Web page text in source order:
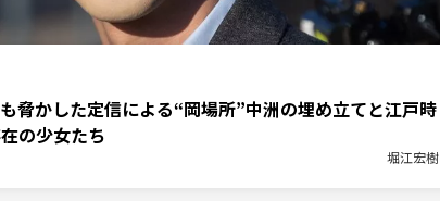
脅かした定信による“岡場所”中洲の埋め立てと江戸時
の少女たち
堀江宏樹